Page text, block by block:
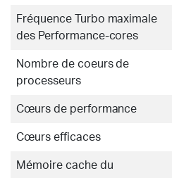
Fréquence Turbo maximale
des Performance-cores
Nombre de coeurs de
processeurs
Cœurs de performance
Cœurs efficaces
Mémoire cache du